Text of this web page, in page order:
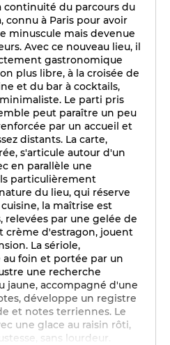
continuité du parcours du
connu à Paris pour avoir
minuscule mais devenue
Avec ce nouveau lieu, il
gastronomique
plus libre, à la croisée de
et du bar à cocktails,
Le parti pris
peut paraître un peu
par un accueil et
distants. La carte,
s'articule autour d'un
en parallèle une
particulièrement
du lieu, qui réserve
la maîtrise est
relevées par une gelée de
crème d'estragon, jouent
La sériole,
foin et portée par un
une recherche
jaune, accompagné d'une
développe un registre
et notes terriennes. Le
une glace au raisin rôti,
sans lourdeur.